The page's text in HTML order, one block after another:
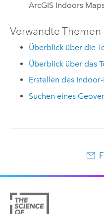
ArcGIS Indoors
Verwandte Themen
Überblick über die
Überblick über das
Erstellen des
Suchen eines